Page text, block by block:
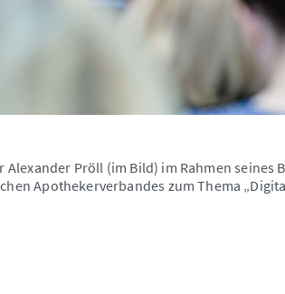
Alexander Pröll (im Bild) im Rahmen seines
Apothekerverbandes zum Thema